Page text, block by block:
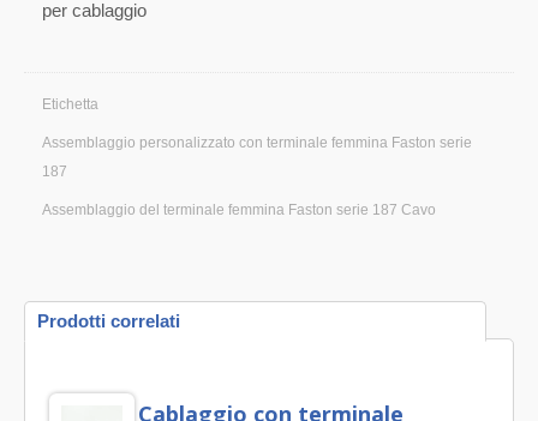
per cablaggio
Etichetta
Assemblaggio personalizzato con terminale femmina Faston serie
187
Assemblaggio del terminale femmina Faston serie 187 Cavo
Prodotti correlati
Cablaggio con terminale